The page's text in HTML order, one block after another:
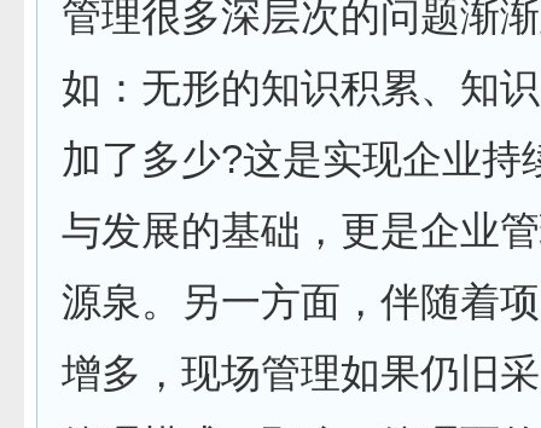
管理很多深层次的问题渐
如：无形的知识积累、知
加了多少?这是实现企业持
与发展的基础，更是企业
源泉。另一方面，伴随着
增多，现场管理如果仍旧